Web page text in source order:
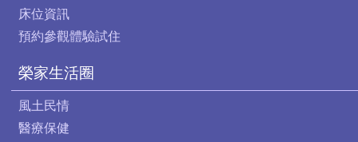
床位資訊
預約參觀體驗試住
榮家生活圈
風土民情
醫療保健